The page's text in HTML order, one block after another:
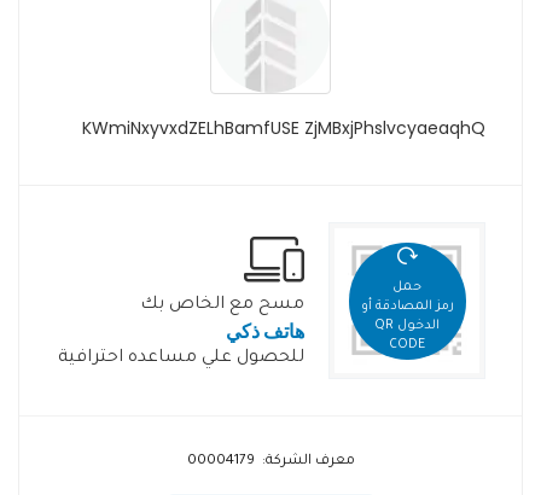
KWmiNxyvxdZELhBamfUSE ZjMBxjPhslvcyaeaqhQ
حمل
رمز المصادقة أو
الدخول QR
CODE
مسح مع الخاص بك
هاتف ذكي
للحصول علي مساعده احترافية
معرف الشركة: 00004179